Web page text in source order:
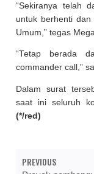
“Sekiranya telah
untuk berhenti
Umum,” tegas
“Tetap berada
commander call,”
Dalam surat
saat ini seluruh
(*/red)
PREVIOUS